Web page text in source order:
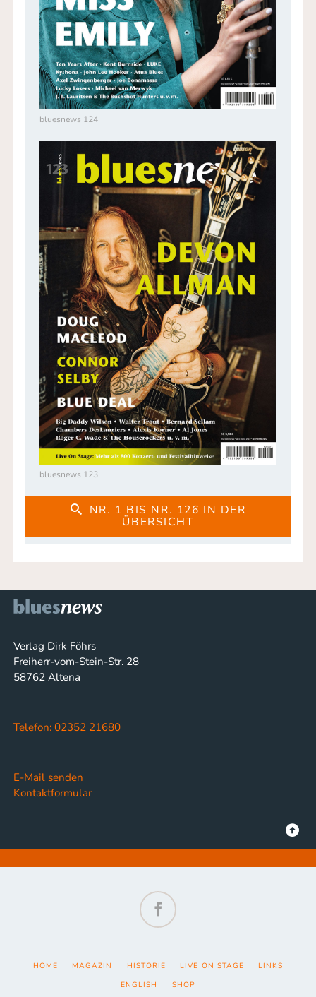
bluesnews 124
bluesnews 123
NR. 1 BIS NR. 126 IN DER
ÜBERSICHT
Verlag Dirk Föhrs
Freiherr-vom-Stein-Str. 28
58762 Altena
Telefon: 02352 21680
E-Mail senden
Kontaktformular
NAVIGATION
HOME MAGAZIN HISTORIE LIVE ON STAGE
LINKS
ENGLISH
SHOP